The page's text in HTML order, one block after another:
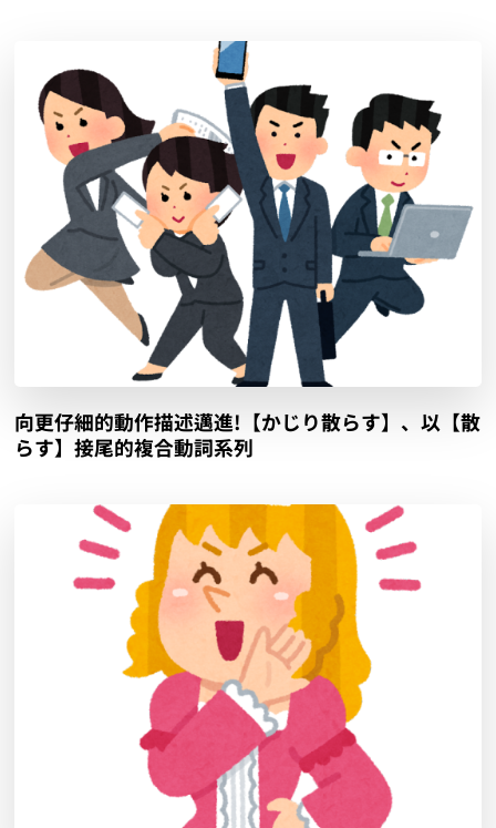
向更仔細的動作描述邁進!【かじり散らす】、以【散
らす】接尾的複合動詞系列